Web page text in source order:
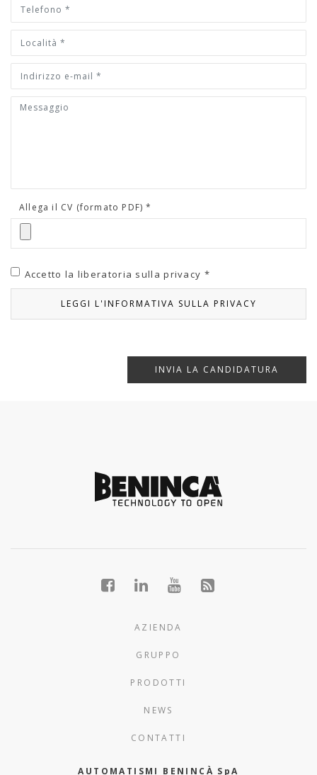
Allega il CV (formato PDF) *
Accetto la liberatoria sulla privacy *
LEGGI L'INFORMATIVA SULLA PRIVACY
INVIA LA CANDIDATURA
AZIENDA
GRUPPO
PRODOTTI
NEWS
CONTATTI
AUTOMATISMI BENINCÀ SpA